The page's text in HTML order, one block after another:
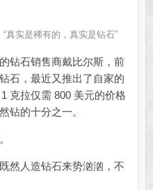
真实是稀有的，真实是钻石”
石销售商戴比尔斯，前
石，最近又推出了自家的
克拉仅需 800 美元的价格
钻的十分之一。
人造钻石来势汹汹，不